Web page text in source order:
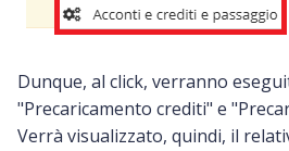
Dunque, al click, verranno
"Precaricamento crediti" e
Verrà visualizzato, quindi, il